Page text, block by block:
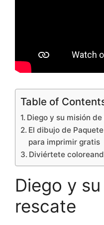
Table of
Diego y su misión
El dibujo de
para imprimir gratis
Diviértete
Diego y
rescate